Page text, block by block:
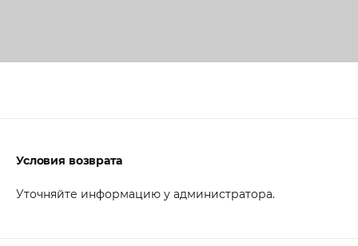
Условия возврата
Уточняйте информацию у администратора.